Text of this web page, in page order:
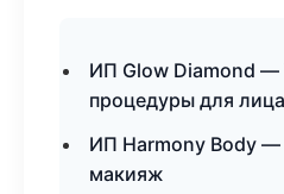
ИП Glow Diamond —
процедуры для лица
ИП Harmony Body
макияж